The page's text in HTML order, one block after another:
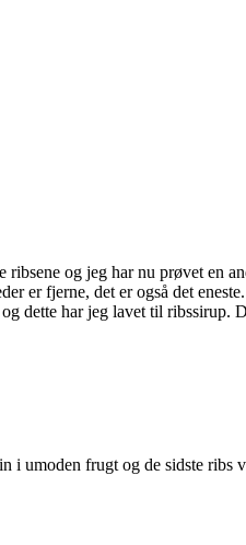
og jeg har nu prøvet en
er fjerne, det er også det
dette har jeg lavet til ribssirup.
i umoden frugt og de sidste ribs